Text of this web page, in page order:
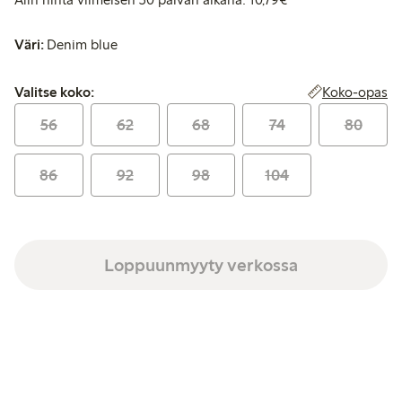
Väri: Denim blue
Valitse koko:
Valitse koko: Koko-opas
56 62 68 74 80
86 92 98 104
Loppuunmyyty verkossa